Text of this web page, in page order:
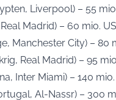
Liverpool) – 55
Madrid) – 60 mio.
Manchester City) – 80
Real Madrid) – 95
Inter Miami) – 140 mio.
Al-Nassr) – 300